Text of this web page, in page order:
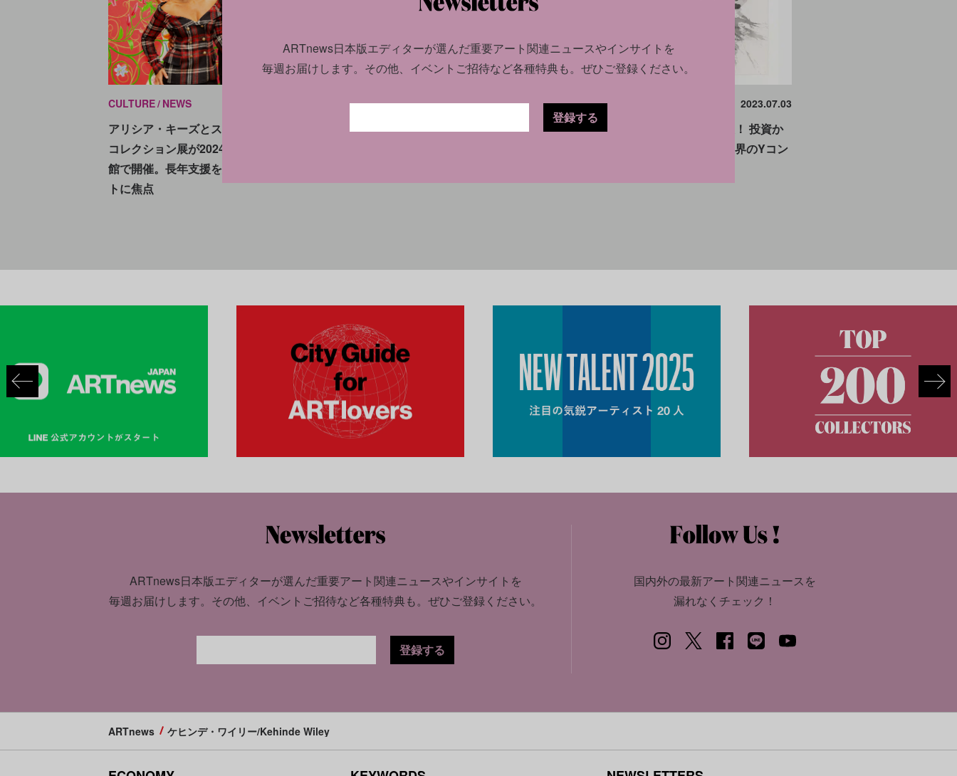
CULTURE NEWS
アリシア・キーズとスウィズ・ビーツ夫妻の
コレクション展が2024年ブルックリン美術
館で開催。長年支援を続ける黒人アーティス
トに焦点
ECONOMY NEWS 2023.08.09
アート市場はどこへ向かう？ オークション
ECONOMY 2023.07.03
アーティストを起業家として支援！ 投資か
らマネジメントまで担う「アート界のYコン
ARTnews日本版エディターが選んだ重要アート関連ニュースやインサイトを
毎週お届けします。 その他、イベントご招待など各種特典も。 ぜひご登録ください。
登録する
国内外の最新アート関連ニュースを
漏れなくチェック！
ARTnews ケヒンデ・ワイリー/Kehinde Wiley
ARTnews日本版エディターが選んだ重要アート関連ニュースやインサイトを
毎週お届けします。 その他、イベントご招待など各種特典も。ぜひご登録ください。
登録する